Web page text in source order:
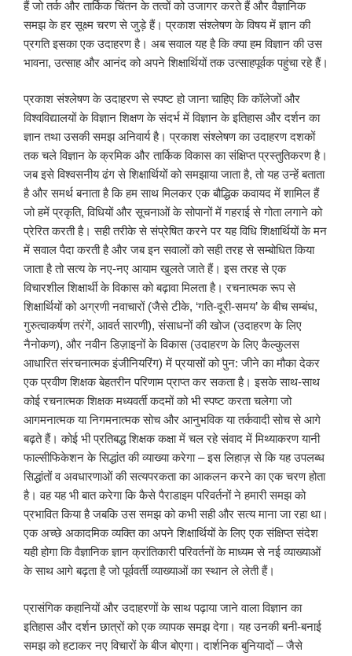
हैं जो तर्क और तार्किक चिंतन के तत्वों को उजागर करते हैं और वैज्ञानिक
समझ के हर सूक्ष्म चरण से जुड़े हैं। प्रकाश संश्लेषण के विषय में ज्ञान की
प्रगति इसका एक उदाहरण है। अब सवाल यह है कि क्या हम विज्ञान की उस
भावना, उत्साह और आनंद को अपने शिक्षार्थियों तक उत्साहपूर्वक पहुंचा रहे हैं।
प्रकाश संश्लेषण के उदाहरण से स्पष्ट हो जाना चाहिए कि कॉलेजों और
विश्वविद्यालयों के विज्ञान शिक्षण के संदर्भ में विज्ञान के इतिहास और दर्शन का
ज्ञान तथा उसकी समझ अनिवार्य है। प्रकाश संश्लेषण का उदाहरण दशकों
तक चले विज्ञान के क्रमिक और तार्किक विकास का संक्षिप्त प्रस्तुतिकरण है।
जब इसे विश्वसनीय ढंग से शिक्षार्थियों को समझाया जाता है, तो यह उन्हें बताता
है और समर्थ बनाता है कि हम साथ मिलकर एक बौद्धिक कवायद में शामिल हैं
जो हमें प्रकृति, विधियों और सूचनाओं के सोपानों में गहराई से गोता लगाने को
प्रेरित करती है। सही तरीके से संप्रेषित करने पर यह विधि शिक्षार्थियों के मन
में सवाल पैदा करती है और जब इन सवालों को सही तरह से सम्बोधित किया
जाता है तो सत्य के नए-नए आयाम खुलते जाते हैं। इस तरह से एक
विचारशील शिक्षार्थी के विकास को बढ़ावा मिलता है। रचनात्मक रूप से
शिक्षार्थियों को अग्रणी नवाचारों (जैसे टीके, ‘गति-दूरी-समय’ के बीच सम्बंध,
गुरुत्वाकर्षण तरंगें, आवर्त सारणी), संसाधनों की खोज (उदाहरण के लिए
नैनोकण), और नवीन डिज़ाइनों के विकास (उदाहरण के लिए कैल्कुलस
आधारित संरचनात्मक इंजीनियरिंग) में प्रयासों को पुन: जीने का मौका देकर
एक प्रवीण शिक्षक बेहतरीन परिणाम प्राप्त कर सकता है। इसके साथ-साथ
कोई रचनात्मक शिक्षक मध्यवर्ती कदमों को भी स्पष्ट करता चलेगा जो
आगमनात्मक या निगमनात्मक सोच और आनुभविक या तर्कवादी सोच से आगे
बढ़ते हैं। कोई भी प्रतिबद्ध शिक्षक कक्षा में चल रहे संवाद में मिथ्याकरण यानी
फाल्सीफिकेशन के सिद्धांत की व्याख्या करेगा – इस लिहाज़ से कि यह उपलब्ध
सिद्धांतों व अवधारणाओं की सत्यपरकता का आकलन करने का एक चरण होता
है। वह यह भी बात करेगा कि कैसे पैराडाइम परिवर्तनों ने हमारी समझ को
प्रभावित किया है जबकि उस समझ को कभी सही और सत्य माना जा रहा था।
एक अच्छे अकादमिक व्यक्ति का अपने शिक्षार्थियों के लिए एक संक्षिप्त संदेश
यही होगा कि वैज्ञानिक ज्ञान क्रांतिकारी परिवर्तनों के माध्यम से नई व्याख्याओं
के साथ आगे बढ़ता है जो पूर्ववर्ती व्याख्याओं का स्थान ले लेती हैं।
प्रासंगिक कहानियों और उदाहरणों के साथ पढ़ाया जाने वाला विज्ञान का
इतिहास और दर्शन छात्रों को एक व्यापक समझ देगा। यह उनकी बनी-बनाई
समझ को हटाकर नए विचारों के बीज बोएगा। दार्शनिक बुनियादों – जैसे